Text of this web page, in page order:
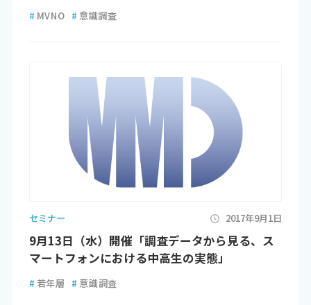
# MVNO # 意識調査
セミナー 2017年9月1日
9月13日（水）開催「調査データから見る、ス
マートフォンにおける中高生の実態」
# 若年層 # 意識調査